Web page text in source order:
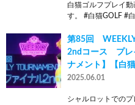
白猫ゴルフプレイ
す。 #白猫GOLF #
第85回
2ndコース プレ
ナメント】【白
2025.06.01
シャルロットでの